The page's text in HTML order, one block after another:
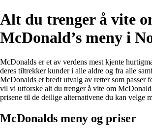
Alt du trenger å vite
McDonald’s meny i
McDonalds er et av verdens mest kjente
deres tiltrekker kunder i alle aldre og fra alle
McDonalds et bredt utvalg av retter som passer
vil vi utforske alt du trenger å vite om
prisene til de deilige alternativene du kan velge
McDonalds meny og priser